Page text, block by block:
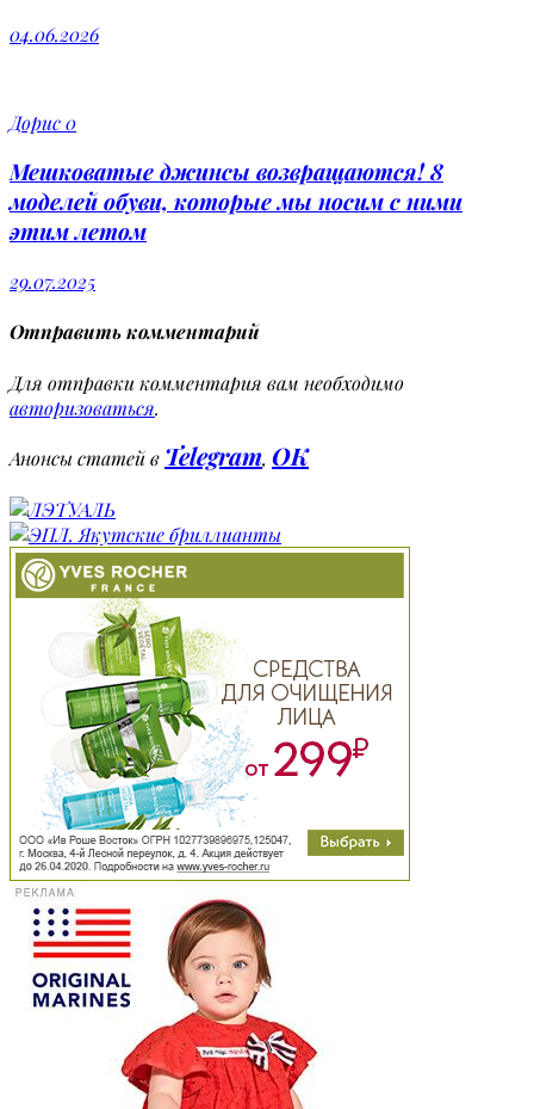
04.06.2026
Дорис0
Мешковатые джинсы возвращаются! 8
моделей обуви, которые мы носим с ними
этим летом
29.07.2025
Отправить комментарий
Для отправки комментария вам необходимо
авторизоваться.
Анонсы статей в Telegram, OK